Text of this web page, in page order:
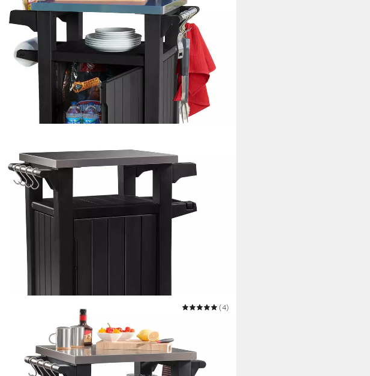
Grillablagetisch Keter Grilltisch UNITY Anthrazit, 150L,
mit Edelstahltischplatte
70,00 x 90,00 x 54,00 cm B/H/T
(4)
159,00 €
in 4-5 Werktagen bei dir